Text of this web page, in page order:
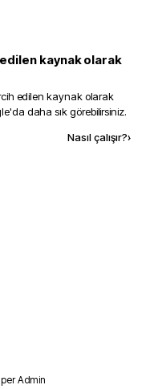
kaynak olarak
edilen kaynak olarak
daha sık görebilirsiniz.
Nasıl çalışır?›
Admin